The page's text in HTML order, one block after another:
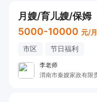
月嫂/育儿嫂/保姆
5000-10000 元/月
市区 节日福利
李老师
渭南市秦嫂家政有限